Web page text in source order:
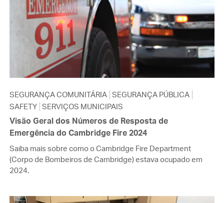
SEGURANÇA COMUNITÁRIA SEGURANÇA PÚBLICA
SAFETY SERVIÇOS MUNICIPAIS
Visão Geral dos Números de Resposta de
Emergência do Cambridge Fire 2024
Saiba mais sobre como o Cambridge Fire Department
(Corpo de Bombeiros de Cambridge) estava ocupado em
2024.